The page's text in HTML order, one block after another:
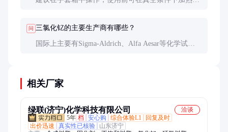
问 三氯化钇的主要生产商有哪些？
国际上主要有Sigma-Aldrich、Alfa Aesar等化学试剂
相关厂家
绿联(济宁)化学科技有限公司
洽谈
5年 档 安心购 综合体验L1
回复及时
出价迅速
真实性已核验
山东济宁